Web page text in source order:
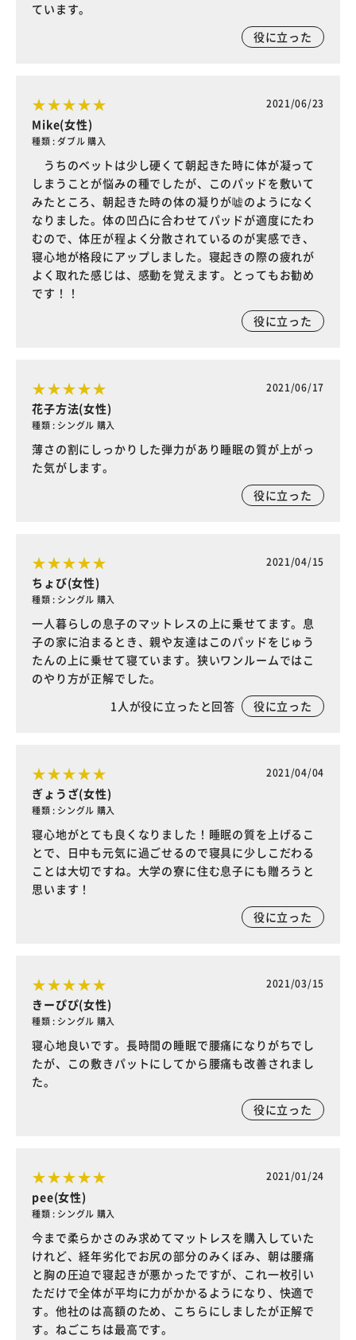
ています。
役に立った
2021/06/23
Mike(女性)
種類 : ダブル 購入
うちのベットは少し硬くて朝起きた時に体が凝って
しまうことが悩みの種でしたが、このパッドを敷いて
みたところ、朝起きた時の体の凝りが嘘のようになく
なりました。体の凹凸に合わせてパッドが適度にたわ
むので、体圧が程よく分散されているのが実感でき、
寝心地が格段にアップしました。寝起きの際の疲れが
よく取れた感じは、感動を覚えます。とってもお勧め
です！！
役に立った
2021/06/17
花子方法(女性)
種類 : シングル 購入
薄さの割にしっかりした弾力があり睡眠の質が上がっ
た気がします。
役に立った
2021/04/15
ちょび(女性)
種類 : シングル 購入
一人暮らしの息子のマットレスの上に乗せてます。息
子の家に泊まるとき、親や友達はこのパッドをじゅう
たんの上に乗せて寝ています。狭いワンルームではこ
のやり方が正解でした。
1人が役に立ったと回答 役に立った
2021/04/04
ぎょうざ(女性)
種類 : シングル 購入
寝心地がとても良くなりました！睡眠の質を上げるこ
とで、日中も元気に過ごせるので寝具に少しこだわる
ことは大切ですね。大学の寮に住む息子にも贈ろうと
思います！
役に立った
2021/03/15
きーぴぴ(女性)
種類 : シングル 購入
寝心地良いです。長時間の睡眠で腰痛になりがちでし
たが、この敷きパットにしてから腰痛も改善されまし
た。
役に立った
2021/01/24
pee(女性)
種類 : シングル 購入
今まで柔らかさのみ求めてマットレスを購入していた
けれど、経年劣化でお尻の部分のみくぼみ、朝は腰痛
と胸の圧迫で寝起きが悪かったですが、これ一枚引い
ただけで全体が平均に力がかかるようになり、快適で
す。他社のは高額のため、こちらにしましたが正解で
す。ねごこちは最高です。